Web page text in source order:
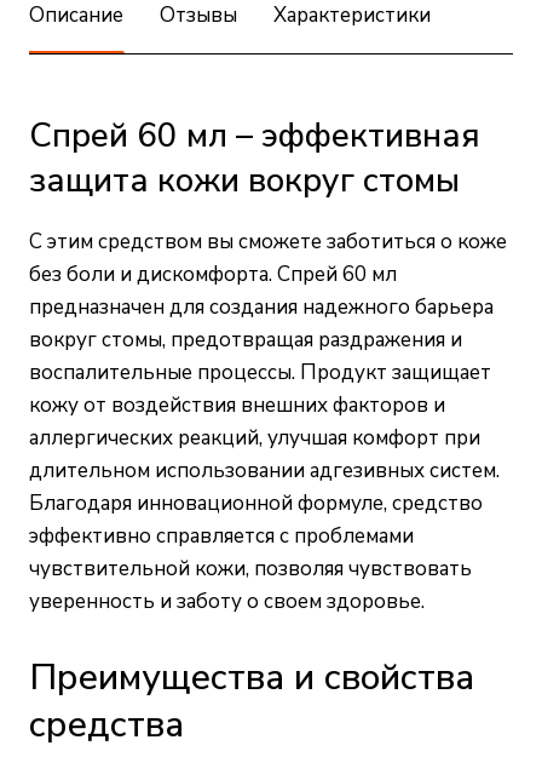
Описание Отзывы Характеристики
Спрей 60 мл – эффективная
защита кожи вокруг стомы
С этим средством вы сможете заботиться о коже
без боли и дискомфорта. Спрей 60 мл
предназначен для создания надежного барьера
вокруг стомы, предотвращая раздражения и
воспалительные процессы. Продукт защищает
кожу от воздействия внешних факторов и
аллергических реакций, улучшая комфорт при
длительном использовании адгезивных систем.
Благодаря инновационной формуле, средство
эффективно справляется с проблемами
чувствительной кожи, позволяя чувствовать
уверенность и заботу о своем здоровье.
Преимущества и свойства
средства